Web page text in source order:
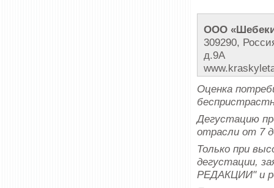
ООО
309290,
д.9А
Оценка
Дегустацию
отрасли от 7
Только при
дегустации,
РЕДАКЦИИ" и